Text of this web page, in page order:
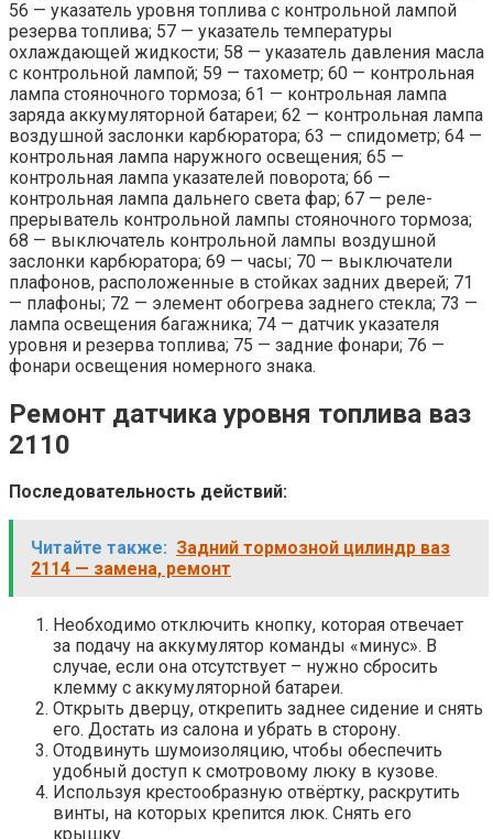
56 — указатель уровня топлива с контрольной лампой
резерва топлива; 57 — указатель температуры
охлаждающей жидкости; 58 — указатель давления масла
с контрольной лампой; 59 — тахометр; 60 — контрольная
лампа стояночного тормоза; 61 — контрольная лампа
заряда аккумуляторной батареи; 62 — контрольная лампа
воздушной заслонки карбюратора; 63 — спидометр; 64 —
контрольная лампа наружного освещения; 65 —
контрольная лампа указателей поворота; 66 —
контрольная лампа дальнего света фар; 67 — реле-
прерыватель контрольной лампы стояночного тормоза;
68 — выключатель контрольной лампы воздушной
заслонки карбюратора; 69 — часы; 70 — выключатели
плафонов, расположенные в стойках задних дверей; 71
— плафоны; 72 — элемент обогрева заднего стекла; 73 —
лампа освещения багажника; 74 — датчик указателя
уровня и резерва топлива; 75 — задние фонари; 76 —
фонари освещения номерного знака.
Ремонт датчика уровня топлива ваз
2110
Последовательность действий:
Читайте также: Задний тормозной цилиндр ваз
2114 — замена, ремонт
Необходимо отключить кнопку, которая отвечает
за подачу на аккумулятор команды «минус». В
случае, если она отсутствует – нужно сбросить
клемму с аккумуляторной батареи.
Открыть дверцу, открепить заднее сидение и снять
его. Достать из салона и убрать в сторону.
Отодвинуть шумоизоляцию, чтобы обеспечить
удобный доступ к смотровому люку в кузове.
Используя крестообразную отвёртку, раскрутить
винты, на которых крепится люк. Снять его
крышку.